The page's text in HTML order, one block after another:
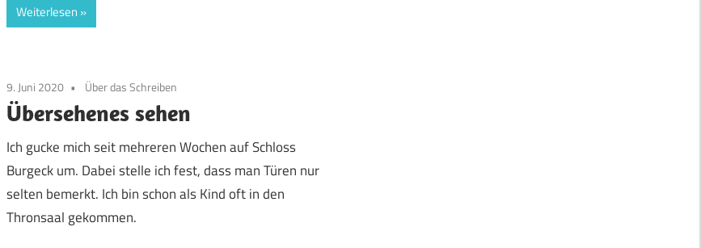
Weiterlesen
9. Juni 2020 Über das Schreiben
Übersehenes sehen
Ich gucke mich seit mehreren Wochen auf Schloss
Burgeck um. Dabei stelle ich fest, dass man Türen nur
selten bemerkt. Ich bin schon als Kind oft in den
Thronsaal gekommen.